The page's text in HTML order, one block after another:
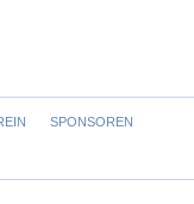
SPONSOREN